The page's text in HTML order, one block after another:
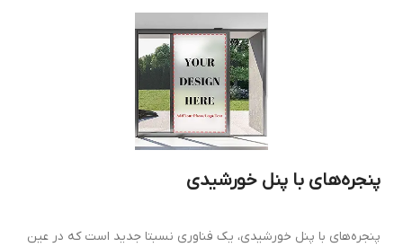
پنجره‌های با پنل خورشیدی
پنجره‌های با پنل خورشیدی، یک فناوری نسبتا جدید است که در عین